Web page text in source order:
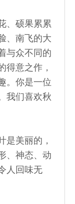
硕果累累
、南飞的大
与众不同的
得意之作，
。你是一位
我们喜欢秋
是美丽的，
、神态、动
人回味无